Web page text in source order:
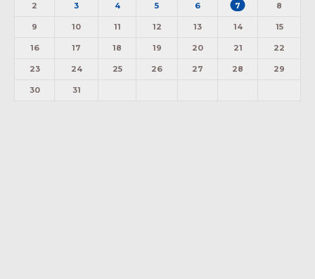
2 3 4 5 6 7 8
9 10 11 12 13 14 15
16 17 18 19 20 21 22
23 24 25 26 27 28 29
30 31